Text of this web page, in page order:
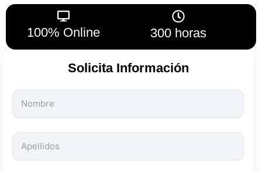
100% Online 300 horas
Solicita Información
Todos
los
son
obligatorios.